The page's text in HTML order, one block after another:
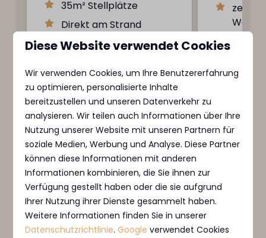
35m² Stellplätze
Direkt am Strand
MarinaPark Residentie
Bloemendaal
Niederlande - Nordholland
Diese Website verwendet Cookies
Wir verwenden Cookies, um Ihre Benutzererfahrung
zu optimieren, personalisierte Inhalte
bereitzustellen und unseren Datenverkehr zu
analysieren. Wir teilen auch Informationen über Ihre
Nutzung unserer Website mit unseren Partnern für
soziale Medien, Werbung und Analyse. Diese Partner
können diese Informationen mit anderen
Informationen kombinieren, die Sie ihnen zur
Verfügung gestellt haben oder die sie aufgrund
Ihrer Nutzung ihrer Dienste gesammelt haben.
Weitere Informationen finden Sie in unserer
Datenschutzrichtlinie.Google verwendet Cookies